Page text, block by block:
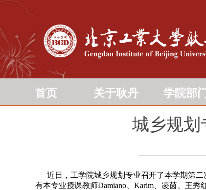
首页 关于耿丹 学院部门
城乡规划
近日，工学院城乡规划专业召开了本学期第二
有本专业授课教师Damiano、Karim、凌茵、王秀